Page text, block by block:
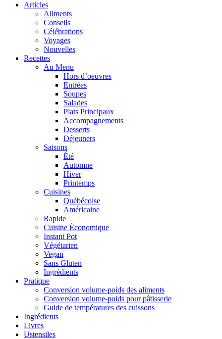
Articles
Aliments
Conseils
Célébrations
Voyages
Nouvelles
Recettes
Au Menu
Hors d’oeuvres
Entrées
Soupes
Salades
Plats Principaux
Accompagnements
Desserts
Déjeuners
Saisons
Été
Automne
Hiver
Printemps
Cuisines
Québécoise
Américaine
Rapide
Cuisine Économique
Instant Pot
Végétarien
Vegan
Sans Gluten
Ingrédients
Pratique
Conversion volume-poids des aliments
Conversion volume-poids pour pâtisserie
Guide de températures des cuissons
Ingrédients
Livres
Ustensiles